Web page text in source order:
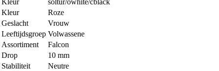
Kleur
Roze
Geslacht
Vrouw
Leeftijdsgroep Volwassene
Assortiment
Falcon
Drop
10 mm
Stabiliteit
Neutre